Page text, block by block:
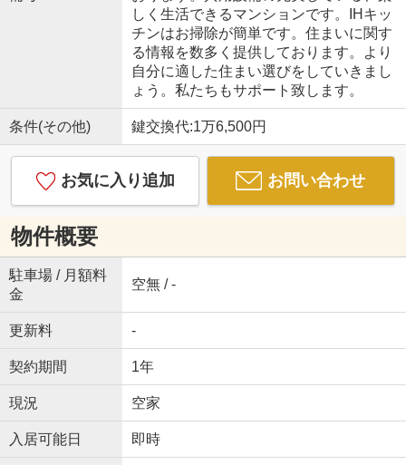
しく生活できるマンションです。IHキッ
チンはお掃除が簡単です。住まいに関す
る情報を数多く提供しております。より
自分に適した住まい選びをしていきまし
ょう。私たちもサポート致します。
条件(その他) 鍵交換代:1万6,500円
お気に入り追加 お問い合わせ
物件概要
駐車場 / 月額料
金
空無 / -
更新料 -
契約期間 1年
現況 空家
入居可能日 即時